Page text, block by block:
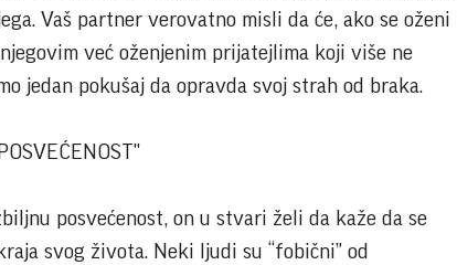
Vaš partner verovatno misli da će, ako se oženi
već oženjenim prijatejlima koji više ne
jedan pokušaj da opravda svoj strah od braka.
posvećenost, on u stvari želi da kaže da se
svog života. Neki ljudi su “fobični” od